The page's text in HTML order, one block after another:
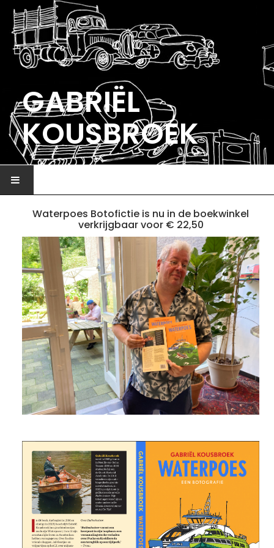
GABRIËL
KOUSBROEK
HOME
ILLUSTRATIE
STRIPS
PODIUM
VRIJ WERK
VIDEO
PUBLICATIES
IN DE MEDIA
Waterpoes Botofictie is nu in de boekwinkel
verkrijgbaar voor € 22,50